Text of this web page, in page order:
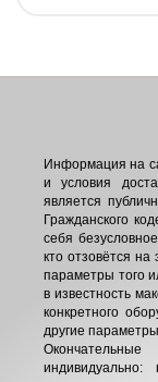
Информация на
и условия
является
Гражданского
себя
кто отзовётся на
параметры того
в известность
конкретного
другие